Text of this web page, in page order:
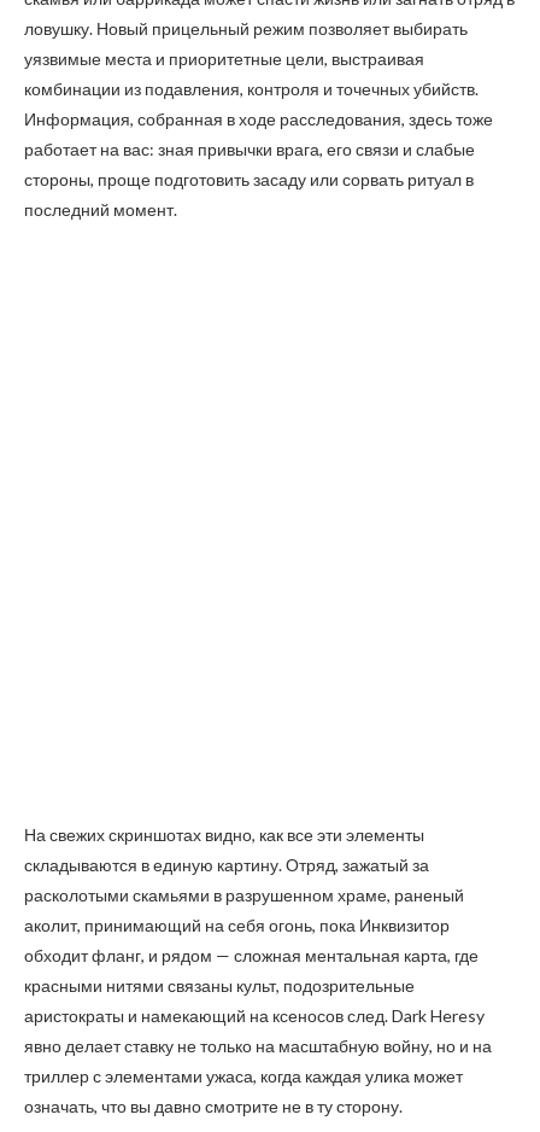
ловушку. Новый прицельный режим позволяет выбирать
уязвимые места и приоритетные цели, выстраивая
комбинации из подавления, контроля и точечных убийств.
Информация, собранная в ходе расследования, здесь тоже
работает на вас: зная привычки врага, его связи и слабые
стороны, проще подготовить засаду или сорвать ритуал в
последний момент.
На свежих скриншотах видно, как все эти элементы
складываются в единую картину. Отряд, зажатый за
расколотыми скамьями в разрушенном храме, раненый
аколит, принимающий на себя огонь, пока Инквизитор
обходит фланг, и рядом — сложная ментальная карта, где
красными нитями связаны культ, подозрительные
аристократы и намекающий на ксеносов след. Dark Heresy
явно делает ставку не только на масштабную войну, но и на
триллер с элементами ужаса, когда каждая улика может
означать, что вы давно смотрите не в ту сторону.